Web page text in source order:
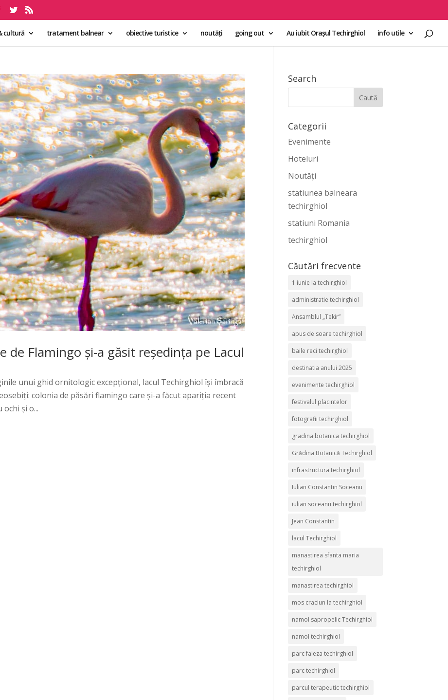
cultură tratament balnear obiective turistice noutăți going out Au iubit Orașul Techirghiol info utile
de Flamingo și-a găsit reședința pe Lacul
unui ghid ornitologic excepțional, lacul Techirghiol își îmbracă
colonia de păsări flamingo care și-a făcut apariția recent
și o...
Search
Categorii
Evenimente
Hoteluri
Noutăți
statiunea balneara
techirghiol
statiuni Romania
techirghiol
Căutări frecvente
1 iunie la techirghiol
administratie techirghiol
Ansamblul „Tekir”
apus de soare techirghiol
baile reci techirghiol
destinatia anului 2025
evenimente techirghiol
festivalul placintelor
fotografii techirghiol
gradina botanica techirghiol
Grădina Botanică Techirghiol
infrastructura techirghiol
Iulian Constantin Soceanu
iulian soceanu techirghiol
Jean Constantin
lacul Techirghiol
manastirea sfanta maria
techirghiol
manastirea techirghiol
mos craciun la techirghiol
namol sapropelic Techirghiol
namol techirghiol
parc faleza techirghiol
parc techirghiol
parcul terapeutic techirghiol